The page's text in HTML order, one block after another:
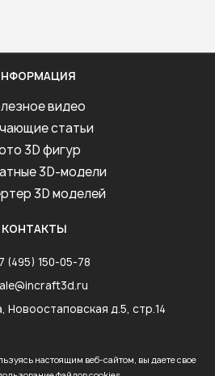
видео
статьи
3D фигур
3D-модели
3D моделей
КОНТАКТЫ
(495) 150-05-78
Новоостаповская д.5, стр.14
настоящим веб-сайтом, вы даете свое